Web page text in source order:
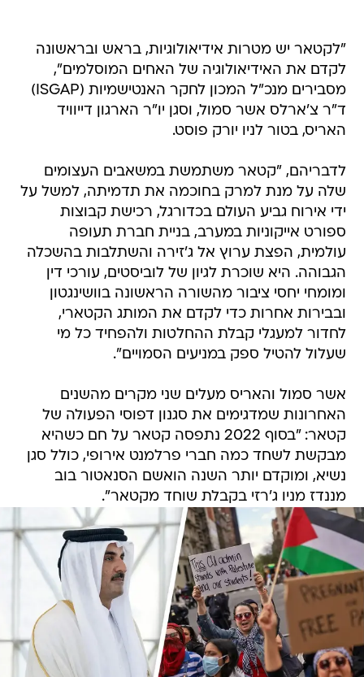
"לקטאר יש מטרות אידיאולוגיות, בראש ובראשונה
לקדם את האידיאולוגיה של האחים המוסלמים",
מסבירים מנכ"ל המכון לחקר האנטישמיות (ISGAP)
ד"ר צ'ארלס אשר סמול, וסגן יו"ר הארגון דייוויד
האריס, בטור לניו יורק פוסט.
לדבריהם, "קטאר משתמשת במשאבים העצומים
שלה על מנת למרק בחוכמה את תדמיתה, למשל על
ידי אירוח גביע העולם בכדורגל, רכישת קבוצות
ספורט אייקוניות במערב, בניית חברת תעופה
עולמית, הפצת ערוץ אל ג'זירה והשתלבות בהשכלה
הגבוהה. היא שוכרת לגיון של לוביסטים, עורכי דין
ומומחי יחסי ציבור מהשורה הראשונה בוושינגטון
ובבירות אחרות כדי לקדם את המותג הקטארי,
לחדור למעגלי קבלת ההחלטות ולהפחיד כל מי
שעלול להטיל ספק במניעים הסמויים".
אשר סמול והאריס מעלים שני מקרים מהשנים
האחרונות שמדגימים את סגנון דפוסי הפעולה של
קטאר: "בסוף 2022 נתפסה קטאר על חם כשהיא
מבקשת לשחד כמה חברי פרלמנט אירופי, כולל סגן
נשיא, ומוקדם יותר השנה הואשם הסנאטור בוב
מננדז מניו ג'רזי בקבלת שוחד מקטאר".